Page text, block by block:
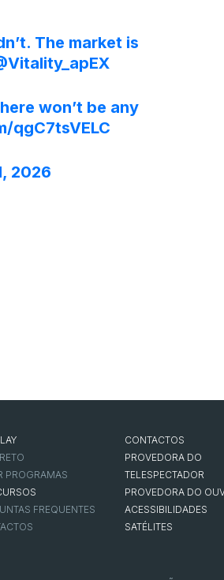
The market is
won’t be any
qgC7tsVELC
2026
PROGRAMAS
FREQUENTES
CONTACTOS
PROVEDORA DO
TELESPECTADOR
PROVEDORA DO
ACESSIBILIDADES
SATÉLITES